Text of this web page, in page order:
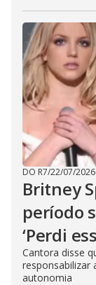
DO R7/22/07/2026
Britney
período
‘Perdi
Cantora disse
responsabilizar
autonomia